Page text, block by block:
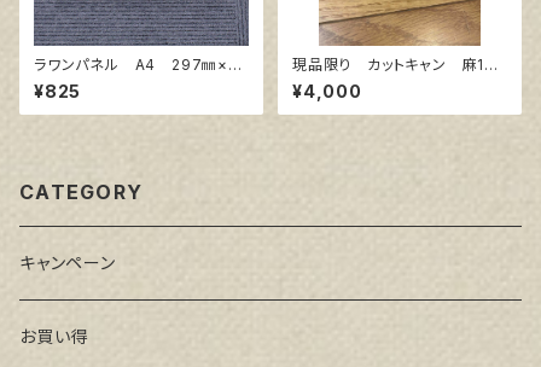
ラワンパネル A4 297㎜×21
0㎜
¥825
現品限り カットキャン 麻10
0％ F20 (3枚組)
¥4,000
CATEGORY
キャンペーン
お買い得